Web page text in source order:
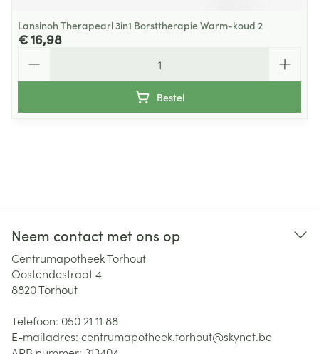
Lansinoh Therapearl 3in1 Borsttherapie Warm-koud 2
€ 16,98
Bestel
Neem contact met ons op
Centrumapotheek Torhout
Oostendestraat 4
8820Torhout
Telefoon: 050 21 11 88
E-mailadres: centrumapotheek.torhout@skynet.be